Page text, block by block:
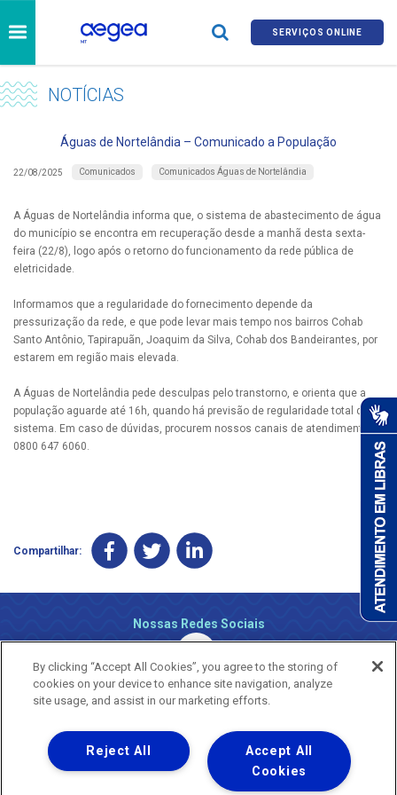
SERVIÇOS ONLINE
NOTÍCIAS
Águas de Nortelândia – Comunicado a População
22/08/2025 Comunicados Comunicados Águas de Nortelândia
A Águas de Nortelândia informa que, o sistema de abastecimento de água
do município se encontra em recuperação desde a manhã desta sexta-
feira (22/8), logo após o retorno do funcionamento da rede pública de
eletricidade.​
Informamos que a regularidade do fornecimento depende da
pressurização da rede, e que pode levar mais tempo nos bairros Cohab
Santo Antônio, Tapirapuãn, Joaquim da Silva, Cohab dos Bandeirantes, por
estarem em região mais elevada.​
A Águas de Nortelândia pede desculpas pelo transtorno, e orienta que a
população aguarde até 16h, quando há previsão de regularidade total do
sistema. Em caso de dúvidas, procurem nossos canais de atendimento
0800 647 6060.​
Compartilhar:
Nossas Redes Sociais
Uma empresa
Copyright ® 2026 - Todos os Direitos Reservados.
By clicking “Accept All Cookies”, you agree to the storing of
cookies on your device to enhance site navigation, analyze
site usage, and assist in our marketing efforts.
Accept All
Cookies
Reject All